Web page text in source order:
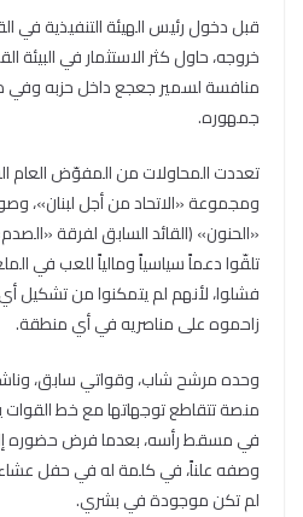
قبل دخول رئيس الهيئة التنفيذية في
خروجه، حاول كثر الاستثمار في البيئة
منافسة لسمير جعجع داخل حزبه وفي
جمهوره.
تعددت المحاولات من المفوّض العام
ومجموعة «الاتحاد من أجل لبنان»،
«الحنون» (القائد السابق لفرقة
تلقّوا دعماً سياسياً ومالياً للعب في
فشلوا، لأنهم لم يتمكنوا من تشكيل
زاحموه على مناصريه في أي منطقة.
وحده مرشح شاب، وقواتي سابق،
منصة تتقاطع توجهاتها مع خط
في مسقط رأسه، بعدما فرض حضوره
وصفه علناً، في كلمة له في حفل
لم تكن موجودة في بشري.